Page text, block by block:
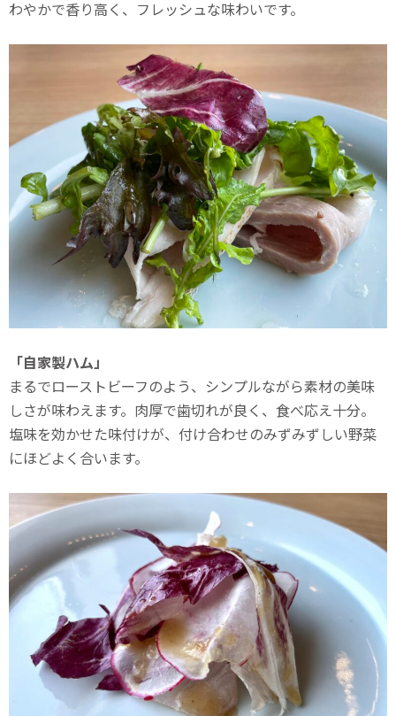
わやかで香り高く、フレッシュな味わいです。
「自家製ハム」
まるでローストビーフのよう、シンプルながら素材の美味
しさが味わえます。肉厚で歯切れが良く、食べ応え十分。
塩味を効かせた味付けが、付け合わせのみずみずしい野菜
にほどよく合います。